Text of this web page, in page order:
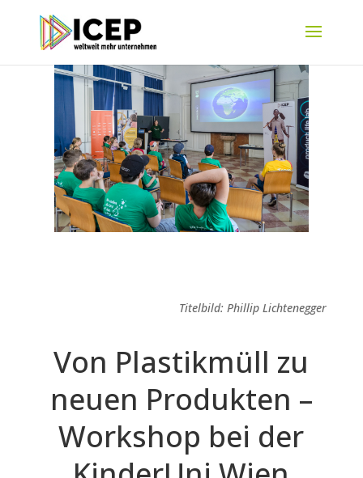
Titelbild:Phillip Lichtenegger
Von Plastikmüll zu
neuen Produkten –
Workshop bei der